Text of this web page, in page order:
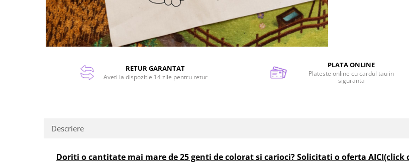
RETUR GARANTAT
Aveti la dispozitie 14 zile pentru retur
PLATA ONLINE
Plateste online cu cardul tau in
siguranta
Descriere
Doriti o cantitate mai mare de 25 genti de colorat si carioci? Solicitati o oferta